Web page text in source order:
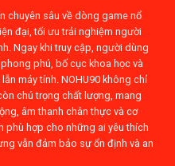
chuyên sâu về dòng game nổ
đại, tối ưu trải nghiệm người
Ngay khi truy cập, người dùng
phú, bố cục khoa học và
máy tính. NOHU90 không chỉ
chú trọng chất lượng, mang
âm thanh chân thực và cơ
phù hợp cho những ai yêu thích
vẫn đảm bảo sự ổn định và an